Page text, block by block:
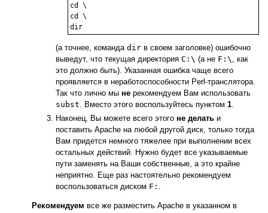
cd \
cd \
(а точнее, команда dir в своем заголовке) ошибочно
выведут, что текущая директория C:\ (а не F:\ , как
это должно быть). Указанная ошибка чаще всего
проявляется в неработоспособности Perl-транслятора.
Так что лично мы не рекомендуем Вам использовать
subst. Вместо этого воспользуйтесь пунктом 1.
Наконец, Вы можете всего этого не делать и
поставить Apache на любой другой диск, только тогда
Вам придется немного тяжелее при выполнении всех
остальных действий. Нужно будет все указываемые
пути заменять на Ваши собственные, а это крайне
неприятно. Еще раз настоятельно рекомендуем
воспользоваться диском F: .
Рекомендуем все же разместить Apache в указанном в